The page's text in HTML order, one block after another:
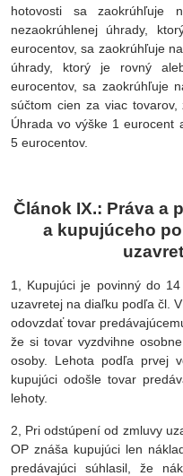
hotovosti sa zaokrúhľuje
nezaokrúhlenej úhrady,
eurocentov, sa zaokrúhľuje
úhrady, ktorý je rovný
eurocentov, sa zaokrúhľuje
súčtom cien za viac tovarov,
Úhrada vo výške 1 eurocent
5 eurocentov.
Článok IX.: Práva a
a kupujúceho
1, Kupujúci je povinný do
uzavretej na diaľku podľa čl.
odovzdať tovar
že si tovar vyzdvihne
osoby. Lehota podľa prvej
kupujúci odošle tovar
lehoty.
2, Pri odstúpení od zmluvy
OP znáša kupujúci len
predávajúci súhlasil, že